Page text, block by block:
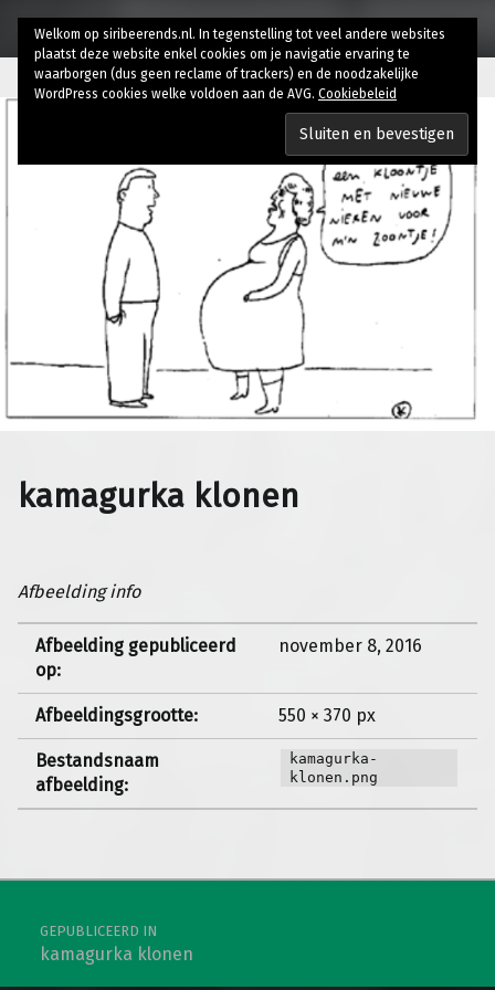
kamagurka klonen
Afbeelding info
Afbeelding gepubliceerd
op:
november 8, 2016
Afbeeldingsgrootte: 550 × 370 px
Bestandsnaam
afbeelding:
kamagurka-
klonen.png
Berichtnavigatie
GEPUBLICEERD IN
kamagurka klonen
Welkom op siribeerends.nl. In tegenstelling tot veel andere websites
plaatst deze website enkel cookies om je navigatie ervaring te
waarborgen (dus geen reclame of trackers) en de noodzakelijke
WordPress cookies welke voldoen aan de AVG. Cookiebeleid